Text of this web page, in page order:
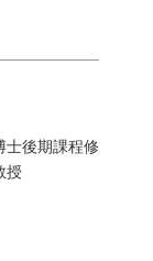
士後期課程修
授